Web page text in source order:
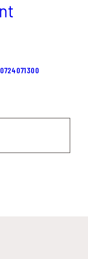
0724071300